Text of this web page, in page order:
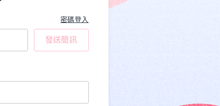
密碼登入
發送簡訊